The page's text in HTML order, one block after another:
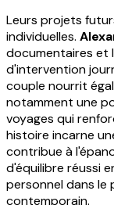
Leurs projets
individuelles.
documentaires et
d'intervention
couple nourrit
notamment une
voyages qui
histoire incarne
contribue à
d'équilibre réussi
personnel dans le
contemporain.